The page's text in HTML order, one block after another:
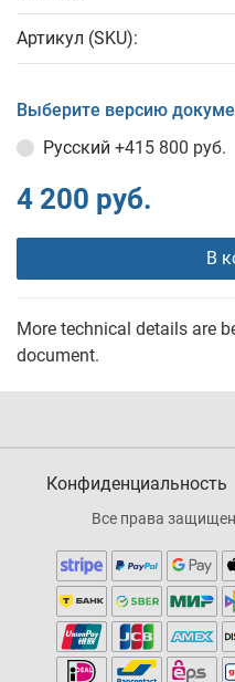
Артикул (SKU):
Выберите версию
Русский +415 800 руб.
4 200 руб.
В
More technical details are
document.
Конфиденциальность
Все права